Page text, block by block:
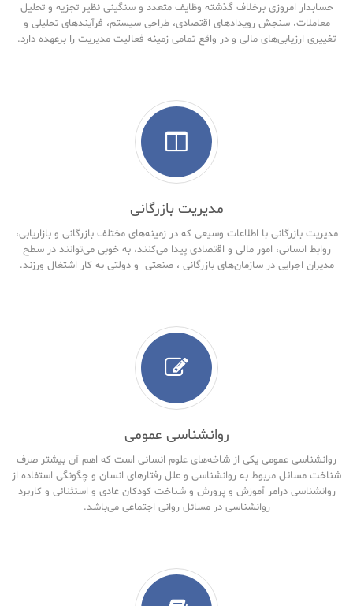
حسابدار امروزی برخلاف گذشته وظایف متعدد و سنگینی نظیر تجزیه و تحلیل
معاملات، سنجش رویدادهای اقتصادی، طراحی سیستم، فرآیندهای تحلیلی و
تغییری ارزیابی‌های مالی و در واقع تمامی زمینه فعالیت مدیریت را برعهده دارد.
مدیریت بازرگانی
مدیریت بازرگانی با اطلاعات وسیعی که در زمینه‌های مختلف بازرگانی و بازاریابی،
روابط انسانی، امور مالی و اقتصادی پیدا می‌کنند، به خوبی می‌توانند در سطح
مدیران اجرایی در سازمان‌های بازرگانی ، صنعتی و دولتی به کار اشتغال ورزند.
روانشناسی عمومی
روانشناسی عمومی یکی از شاخه‌های علوم انسانی است که اهم آن بیشتر صرف
شناخت مسائل مربوط به روانشناسی و علل رفتارهای انسان و چگونگی استفاده از
روانشناسی درامر آموزش و پرورش و شناخت کودکان عادی و استثنائی و کاربرد
روانشناسی در مسائل روانی اجتماعی می‌باشد.